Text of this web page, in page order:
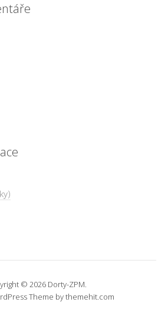
© 2026 Dorty-ZPM.
Theme by themehit.com